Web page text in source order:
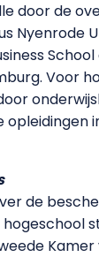
door de
Nyenrode
Voor
opleidingen
de